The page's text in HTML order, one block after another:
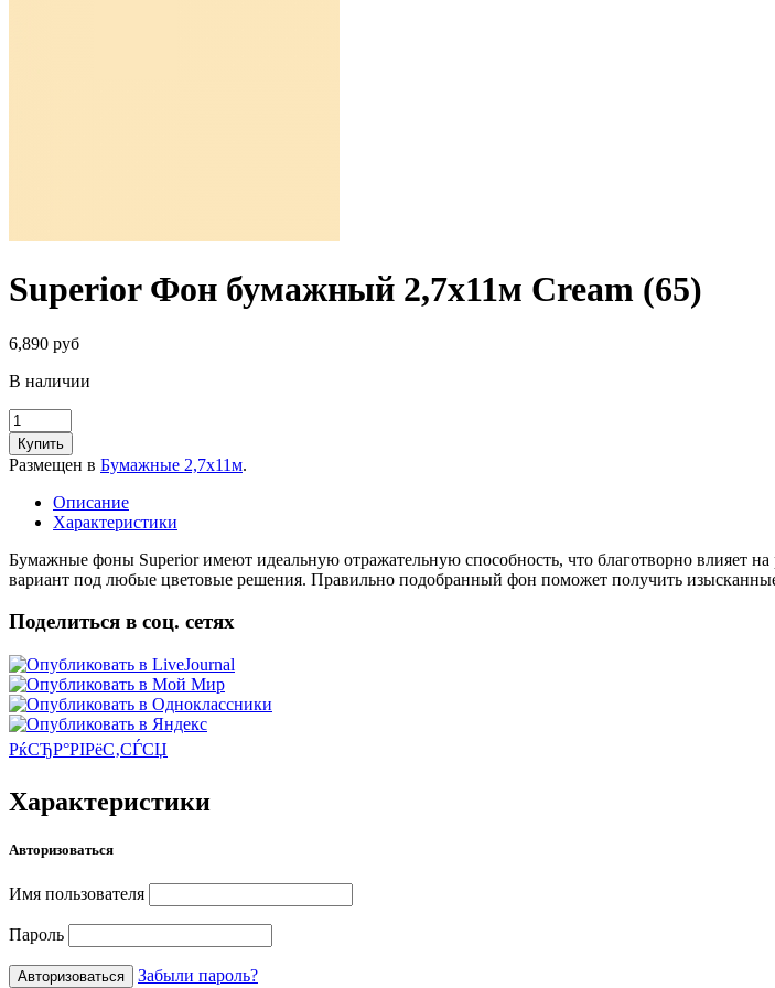
Superior Фон бумажный 2,7х11м Cream (65)
6,890 руб
В наличии
Купить
Размещен в Бумажные 2,7х11м.
Описание
Характеристики
Бумажные фоны Superior имеют идеальную отражательную способность, что благотворно влияет на
вариант под любые цветовые решения. Правильно подобранный фон поможет получить
Поделиться в соц. сетях
РќСЂР°РІРёС‚СЃСЏ
Характеристики
Авторизоваться
Имя пользователя
Пароль
Забыли пароль?